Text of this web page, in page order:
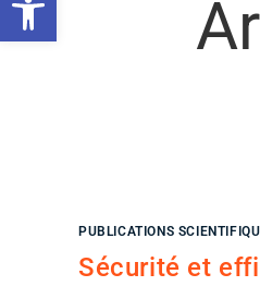
PUBLICATIONS
Sécurité et